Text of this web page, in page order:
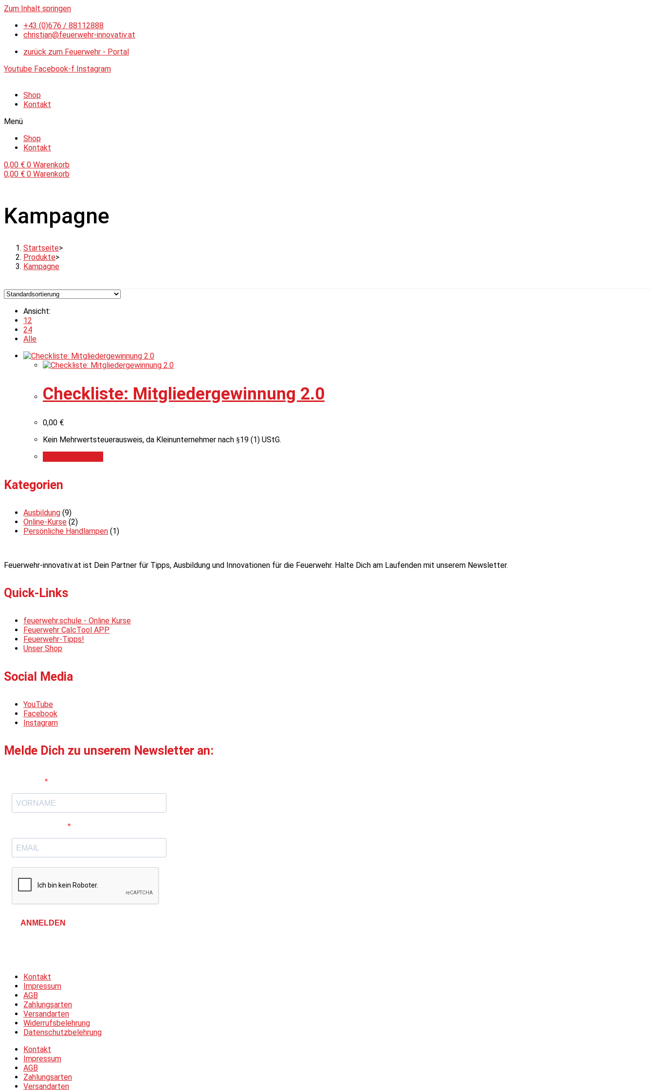
Zum Inhalt springen
+43 (0)676 / 88112888
christian@feuerwehr-innovativ.at
zurück zum Feuerwehr - Portal
Youtube Facebook-f Instagram
Shop
Kontakt
Menü
Shop
Kontakt
0,00 € 0 Warenkorb
0,00 € 0 Warenkorb
Kampagne
Startseite>
Produkte>
Kampagne
Ansicht:
12
24
Alle
Checkliste: Mitgliedergewinnung 2.0
0,00 €
Kein Mehrwertsteuerausweis, da Kleinunternehmer nach §19 (1) UStG.
Kategorien
Ausbildung (9)
Online-Kurse (2)
Persönliche Handlampen (1)
Feuerwehr-innovativ.at ist Dein Partner für Tipps, Ausbildung und Innovationen für die Feuerwehr. Halte Dich am Laufenden mit unserem Newsletter.
Quick-Links
feuerwehr.schule - Online Kurse
Feuerwehr CalcTool APP
Feuerwehr-Tipps!
Unser Shop
Social Media
YouTube
Facebook
Instagram
Melde Dich zu unserem Newsletter an:
ANMELDEN
Kontakt
Impressum
AGB
Zahlungsarten
Versandarten
Widerrufsbelehrung
Datenschutzbelehrung
Kontakt
Impressum
AGB
Zahlungsarten
Versandarten